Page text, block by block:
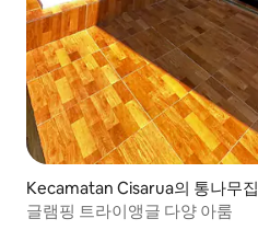
Kecamatan Cisarua의 통나무집
글램핑 트라이앵글 다양 아룸